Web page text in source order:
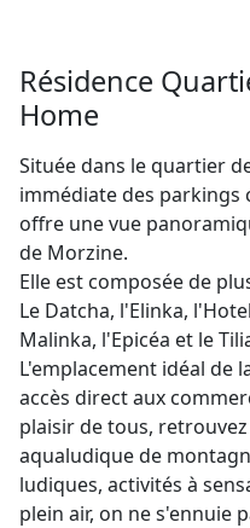
Résidence
Home
Située dans le quartier
immédiate des parkings
offre une vue
de Morzine.
Elle est composée de
Le Datcha, l'Elinka,
Malinka, l'Epicéa et le
L'emplacement idéal de
accès direct aux
plaisir de tous,
aqualudique de
ludiques, activités à
plein air, on ne s'ennuie